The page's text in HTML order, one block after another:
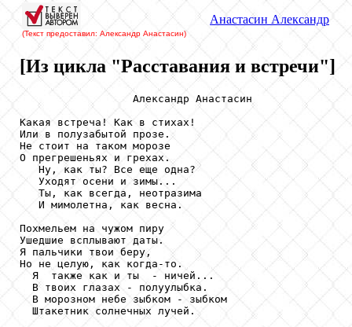
(Текст предоставил: Александр Анастасин)
Анастасин Александр
[Из цикла "Расставания и встречи"]
                  Александр Анастасин
Какая встреча! Как в стихах!
Или в полузабытой прозе.
Не стоит на таком морозе
О прегрешеньях и грехах.
   Ну, как ты? Все еще одна?
   Уходят осени и зимы...
   Ты, как всегда, неотразима
   И мимолетна, как весна.
Похмельем на чужом пиру
Ушедшие всплывают даты.
Я пальчики твои беру,
Но не целую, как когда-то.
  Я  также как и ты  - ничей...
  В твоих глазах - полуулыбка.
  В морозном небе зыбком - зыбком
  Штакетник солнечных лучей.